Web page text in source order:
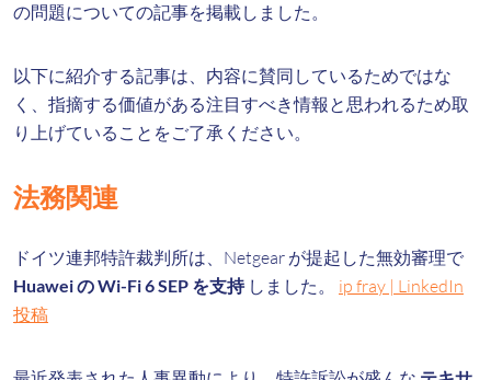
の問題についての記事を掲載しました。
以下に紹介する記事は、内容に賛同しているためではな
く、指摘する価値がある注目すべき情報と思われるため取
り上げていることをご了承ください。
法務関連
ドイツ連邦特許裁判所は、Netgear が提起した無効審理で
Huawei の Wi-Fi 6 SEP を支持しました。 ip fray | LinkedIn
投稿